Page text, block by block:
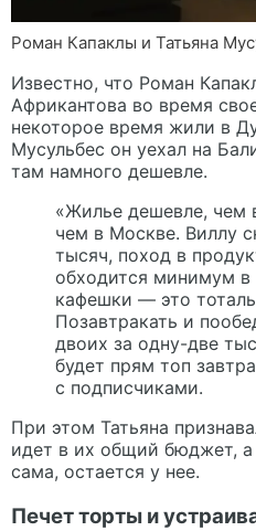
Роман Капаклы и Татьяна
Известно, что Роман
Африкантова во время
некоторое время жили в
Мусульбес он уехал на
там намного дешевле.
«Жилье дешевле, чем
чем в Москве. Виллу
тысяч, поход в
обходится минимум в
кафешки — это
Позавтракать и
двоих за одну-две
будет прям топ
с подписчиками.
При этом Татьяна
идет в их общий бюджет, а
сама, остается у нее.
Печет торты и